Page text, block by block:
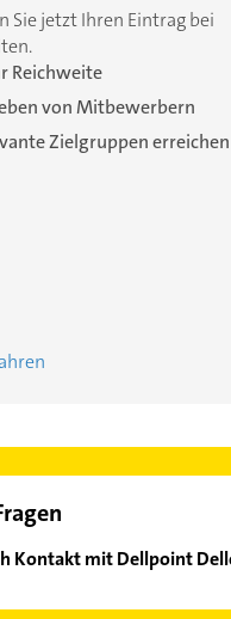
Sie jetzt Ihren Eintrag bei
Reichweite
von Mitbewerbern
Zielgruppen erreichen
Kontakt mit Dellpoint